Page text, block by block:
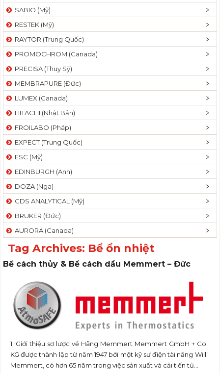
SABIO (Mỹ)
RESTEK (Mỹ)
RAYTOR (Trung Quốc)
PROMOCHROM (Canada)
PRECISA (Thuỵ Sỹ)
MEMBRAPURE (Đức)
LUMEX (Canada)
HITACHI (Nhật Bản)
FROILABO (Pháp)
EXPECT (Trung Quốc)
ESC (Mỹ)
EDINBURGH (Anh)
DOZA (Nga)
CDS ANALYTICAL (Mỹ)
BRUKER (Đức)
AURORA (Canada)
Tag Archives: Bể ổn nhiệt
Bể cách thủy & Bể cách dầu Memmert – Đức
1. Giới thiệu sơ lược về Hãng Memmert Memmert GmbH + Co.
KG được thành lập từ năm 1947 bởi một kỹ sư điện tài năng Willi
Memmert, có hơn 65 năm trong việc sản xuất và cải tiến tủ...